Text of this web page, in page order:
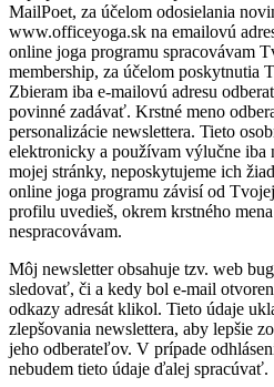
MailPoet, za účelom odosielania
www.officeyoga.sk na emailovú
online joga programu spracovávam
membership, za účelom poskytnutia
Zbieram iba e-mailovú adresu
povinné zadávať. Krstné meno
personalizácie newslettera. Tieto
elektronicky a používam výlučne iba
mojej stránky, neposkytujeme ich
online joga programu závisí od
profilu uvedieš, okrem krstného
nespracovávam.
Môj newsletter obsahuje tzv. web
sledovať, či a kedy bol e-mail
odkazy adresát klikol. Tieto údaje
zlepšovania newslettera, aby lepšie
jeho odberateľov. V prípade
nebudem tieto údaje ďalej spracúvať.